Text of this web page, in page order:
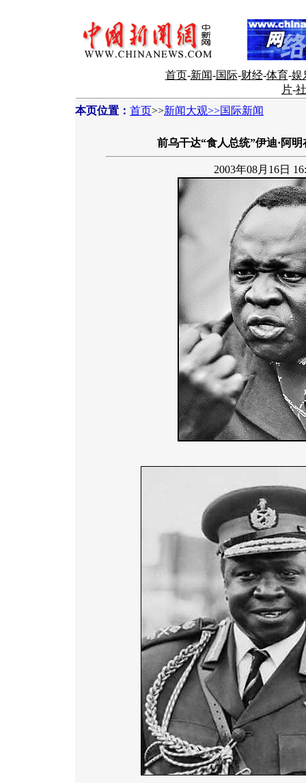
首页-新闻-国际-财经-体育-娱
片-
本页位置： 首页>>新闻大观>>国际新闻
前乌干达“食人总统”伊迪·阿
2003年08月16日